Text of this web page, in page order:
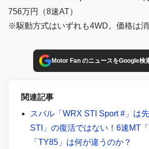
756万円（8速AT）
※駆動方式はいずれも4WD。価格は
Motor Fan のニュースをGoogle検
関連記事
スバル「WRX STI Sport #」は
STI」の復活ではない！6速MT
「TY85」は何が違うのか？